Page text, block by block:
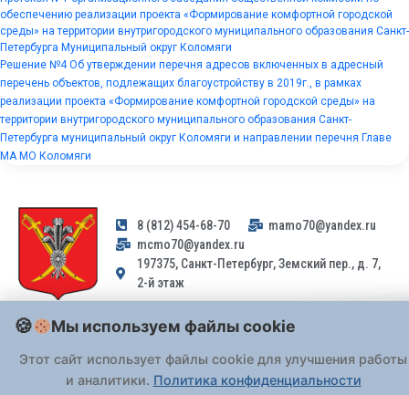
обеспечению реализации проекта «Формирование комфортной городской
среды» на территории внутригородского муниципального образования Санкт-
Петербурга Муниципальный округ Коломяги
Решение №4 Об утверждении перечня адресов включенных в адресный
перечень объектов, подлежащих благоустройству в 2019г., в рамках
реализации проекта «Формирование комфортной городской среды» на
территории внутригородского муниципального образования Санкт-
Петербурга муниципальный округ Коломяги и направлении перечня Главе
МА МО Коломяги
8 (812) 454-68-70
mamo70@yandex.ru
mcmo70@yandex.ru
197375, Санкт-Петербург, Земский пер., д. 7,
2-й этаж
Заявления и обращения граждан и организаций, поступившие на
Федерального закона от 02.05.2006 № 59-ФЗ. Обращения
принимаются только: по почте, черезпортал «Госуслуги» (ЕПГУ)
Мы используем файлы cookie
Этот сайт использует файлы cookie для улучшения работы
и аналитики. Политика конфиденциальности